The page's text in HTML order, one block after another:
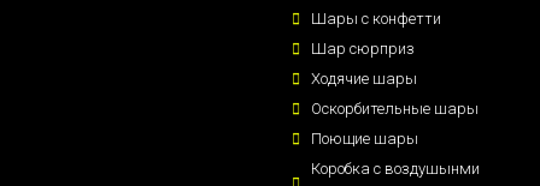
Шары с конфетти
Шар сюрприз
Ходячие шары
Оскорбительные шары
Поющие шары
Коробка с воздушынми